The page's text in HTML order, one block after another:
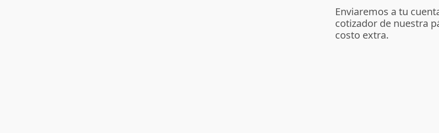
Enviaremos a tu
cotizador de nuestra
costo extra.